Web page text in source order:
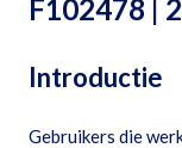
F102478 |
Introductie
Gebruikers die